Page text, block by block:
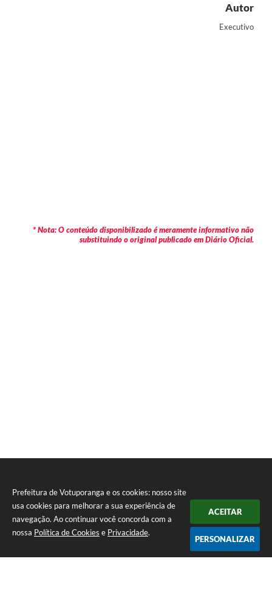
Prefeitura de Votuporanga e os cookies: nosso site
usa cookies para melhorar a sua experiência de
navegação. Ao continuar você concorda com a
nossa Política de Cookies e Privacidade.
ACEITAR
PERSONALIZAR
Autor
Executivo
* Nota: O conteúdo disponibilizado é meramente informativo não
substituindo o original publicado em Diário Oficial.